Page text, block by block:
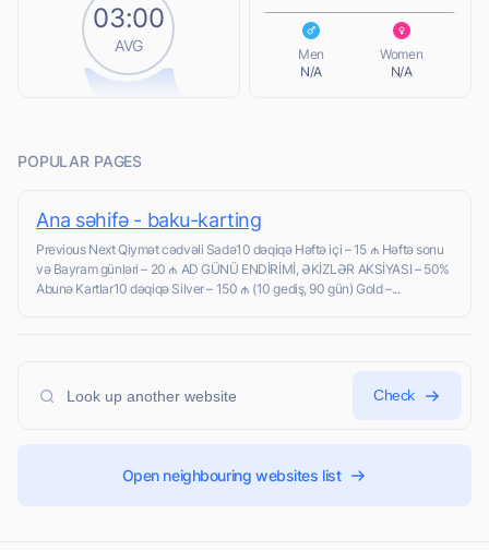
03:00
AVG
Men
N/A
Women
N/A
POPULAR PAGES
Ana səhifə - baku-karting
Previous Next Qiymət cədvəli Sadə10 dəqiqə Həftə içi – 15 ₼ Həftə sonu
və Bayram günləri – 20 ₼ AD GÜNÜ ENDİRİMİ, ƏKİZLƏR AKSİYASI – 50%
Abunə Kartlar10 dəqiqə Silver – 150 ₼ (10 gediş, 90 gün) Gold –...
Check
Open neighbouring websites list